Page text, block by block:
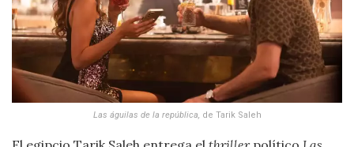
Las águilas de la república, de Tarik Saleh